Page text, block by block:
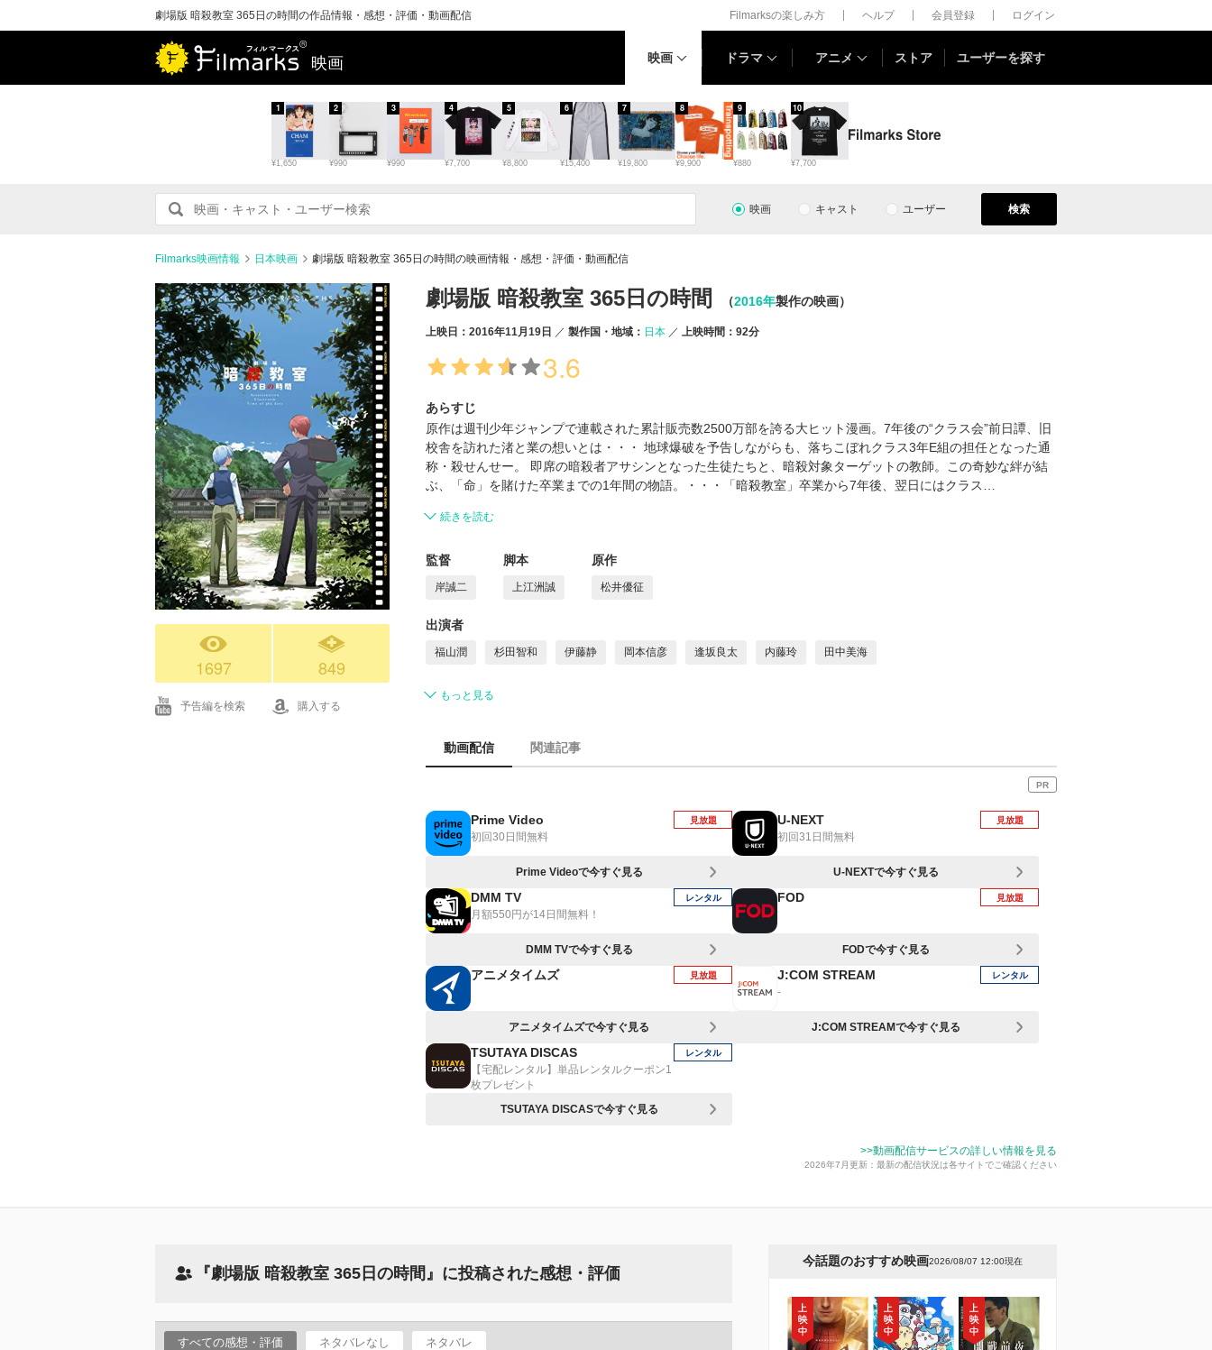
劇場版 暗殺教室 365日の時間の作品情報・感想・評価・動画配信 Filmarksの楽しみ方 ヘルプ 会員登録 ログイン
映画 映画 ドラマ アニメ ストア ユーザーを探す
¥1,650
1
¥990
2
¥990
3
¥7,700
4
¥8,800
5
¥15,400
6
¥19,800
7
¥9,900
8
¥880
9
¥7,700
10
映画 キャスト ユーザー 検索
Filmarks映画情報 日本映画 劇場版 暗殺教室 365日の時間の映画情報・感想・評価・動画配信
1697 849
予告編を検索 購入する
劇場版 暗殺教室 365日の時間 （2016年製作の映画）
上映日：2016年11月19日 製作国・地域： 日本 上映時間：92分
3.6
あらすじ
原作は週刊少年ジャンプで連載された累計販売数2500万部を誇る大ヒット漫画。7年後の“クラス会”前日譚、旧
校舎を訪れた渚と業の想いとは・・・ 地球爆破を予告しながらも、落ちこぼれクラス3年E組の担任となった通
称・殺せんせー。 即席の暗殺者アサシンとなった生徒たちと、暗殺対象ターゲットの教師。この奇妙な絆が結
ぶ、「命」を賭けた卒業までの1年間の物語。・・・「暗殺教室」卒業から7年後、翌日にはクラス…
続きを読む
監督
岸誠二
脚本
上江洲誠
原作
松井優征
出演者
福山潤 杉田智和 伊藤静 岡本信彦 逢坂良太 内藤玲 田中美海
もっと見る
動画配信 関連記事
PR
Prime Video
初回30日間無料
見放題
Prime Videoで今すぐ見る
U-NEXT
初回31日間無料
見放題
U-NEXTで今すぐ見る
DMM TV
月額550円が14日間無料！
レンタル
DMM TVで今すぐ見る
FOD 見放題
FODで今すぐ見る
アニメタイムズ 見放題
アニメタイムズで今すぐ見る
J:COM STREAM
-
レンタル
J:COM STREAMで今すぐ見る
TSUTAYA DISCAS
【宅配レンタル】単品レンタルクーポン1
枚プレゼント
レンタル
TSUTAYA DISCASで今すぐ見る
>>動画配信サービスの詳しい情報を見る
2026年7月更新：最新の配信状況は各サイトでご確認ください
『劇場版 暗殺教室 365日の時間』に投稿された感想・評価
すべての感想・評価 ネタバレなし ネタバレ
今話題のおすすめ映画2026/08/07 12:00現在